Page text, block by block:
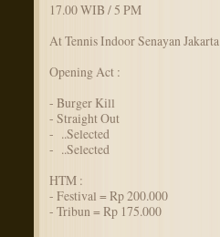
17.00 WIB / 5 PM
At Tennis Indoor Senayan Jakarta
Opening Act :
- Burger Kill
- Straight Out
- ..Selected
- ..Selected
HTM :
- Festival = Rp 200.000
- Tribun = Rp 175.000